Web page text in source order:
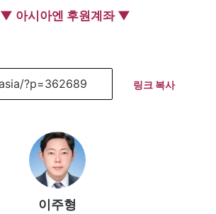
▼ 아시아엔 후원계좌 ▼
링크 복사
이주형